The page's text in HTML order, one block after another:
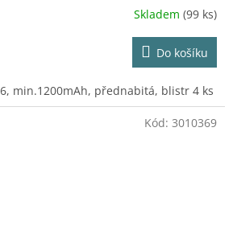
Skladem (99 ks)
Do košíku
min.1200mAh, přednabitá, blistr 4 ks
Kód: 3010369